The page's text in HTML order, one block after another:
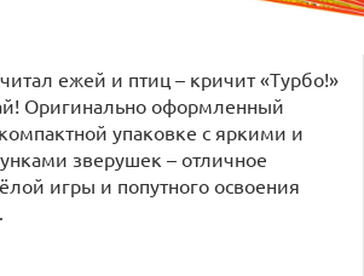
ежей и птиц – кричит «Турбо!»
Оригинально оформленный
упаковке с яркими и
зверушек – отличное
игры и попутного освоения